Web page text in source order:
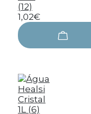
(12)
1,02€